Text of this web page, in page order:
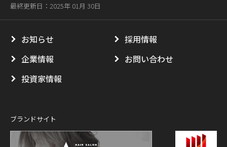
最終更新日：2025年 01月 30日
お知らせ
企業情報
投資家情報
採用情報
お問い合わせ
ブランドサイト